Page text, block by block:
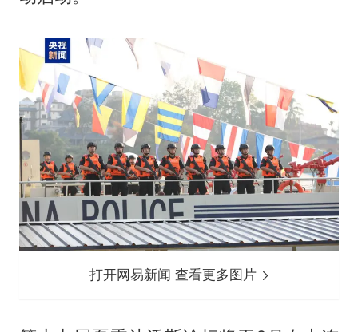
打开网易新闻 查看更多图片